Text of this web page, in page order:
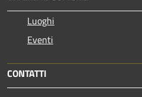
Luoghi
Eventi
CONTATTI